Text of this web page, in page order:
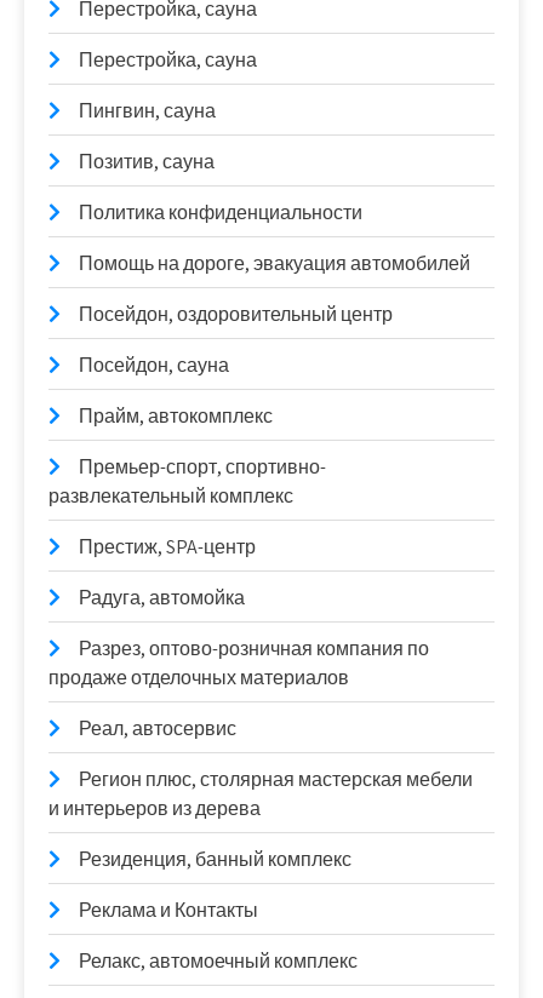
Перестройка, сауна
Перестройка, сауна
Пингвин, сауна
Позитив, сауна
Политика конфиденциальности
Помощь на дороге, эвакуация автомобилей
Посейдон, оздоровительный центр
Посейдон, сауна
Прайм, автокомплекс
Премьер-спорт, спортивно-
развлекательный комплекс
Престиж, SPA-центр
Радуга, автомойка
Разрез, оптово-розничная компания по
продаже отделочных материалов
Реал, автосервис
Регион плюс, столярная мастерская мебели
и интерьеров из дерева
Резиденция, банный комплекс
Реклама и Контакты
Релакс, автомоечный комплекс